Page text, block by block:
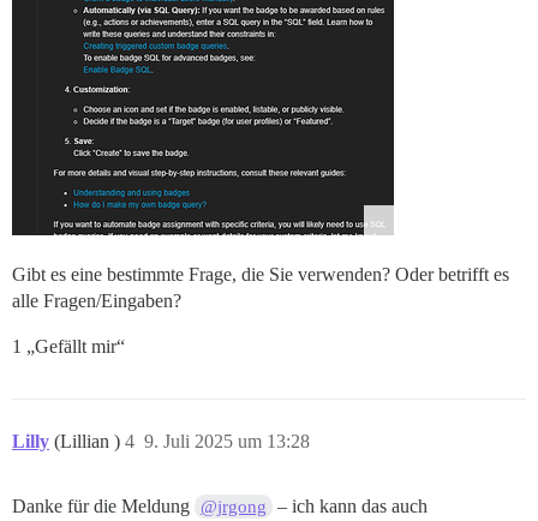
Gibt es eine bestimmte Frage, die Sie verwenden? Oder betrifft es
alle Fragen/Eingaben?
1 „Gefällt mir“
Lilly (Lillian ) 9. Juli 2025 um 13:28
4
Danke für die Meldung @jrgong
– ich kann das auch